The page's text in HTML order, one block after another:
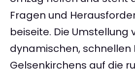
Fragen und
beiseite. Die Umstellung
dynamischen, schnellen
Gelsenkirchens auf die